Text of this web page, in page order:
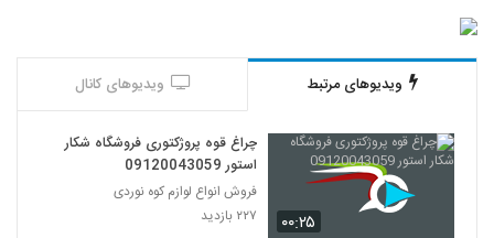
ویدیوهای مرتبط ویدیوهای کانال
۰۰:۲۵
چراغ قوه پروژکتوری فروشگاه شکار
استور 09120043059
فروش انواع لوازم کوه نوردی
۲۲۷ بازدید